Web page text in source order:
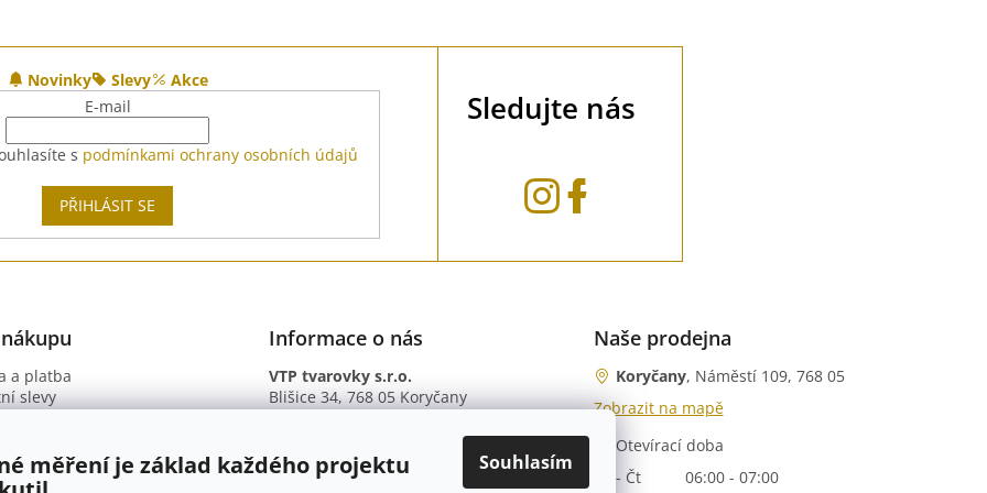
měření je základ každého projektu
Souhlasím
Novinky Slevy
Akce
E-mail
s podmínkami ochrany osobních údajů
PŘIHLÁSIT SE
Sledujte nás
a platba
slevy
ochrany osobních údajů
Informace o nás
VTP tvarovky s.r.o.
Blišice 34, 768 05 Koryčany
B. ú.: 2301934375/2010 (Fio banka)
Naše prodejna
Koryčany, Náměstí 109, 768 05
Zobrazit na mapě
Otevírací doba
Po - Čt
06:00 - 07:00